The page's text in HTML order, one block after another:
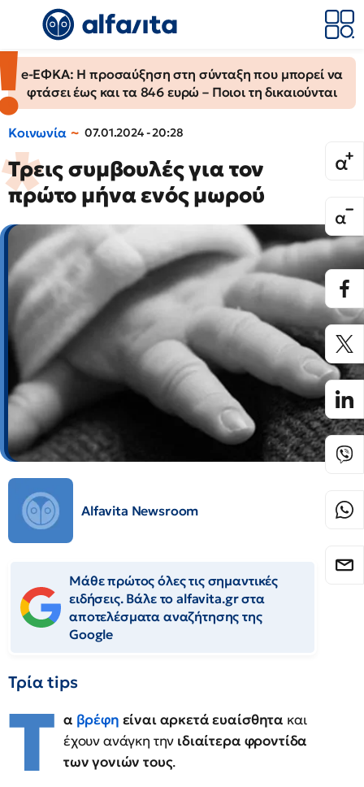
e-ΕΦΚΑ: Η προσαύξηση στη σύνταξη που μπορεί να
φτάσει έως και τα 846 ευρώ – Ποιοι τη δικαιούνται
Κοινωνία 07.01.2024 - 20:28
Τρεις συμβουλές για τον
πρώτο μήνα ενός μωρού
Alfavita Newsroom
Μάθε πρώτος όλες τις σημαντικές
ειδήσεις. Βάλε το alfavita.gr στα
αποτελέσματα αναζήτησης της
Google
Τρία tips
Τ α βρέφη είναι αρκετά ευαίσθητα και
έχουν ανάγκη την ιδιαίτερα φροντίδα
των γονιών τους.